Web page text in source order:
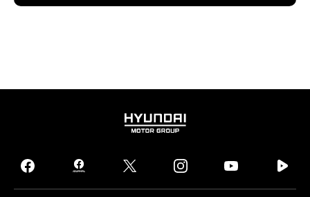
HYUNDAI
GROUP
facebook
hmg
journal
twitter instagram
tv